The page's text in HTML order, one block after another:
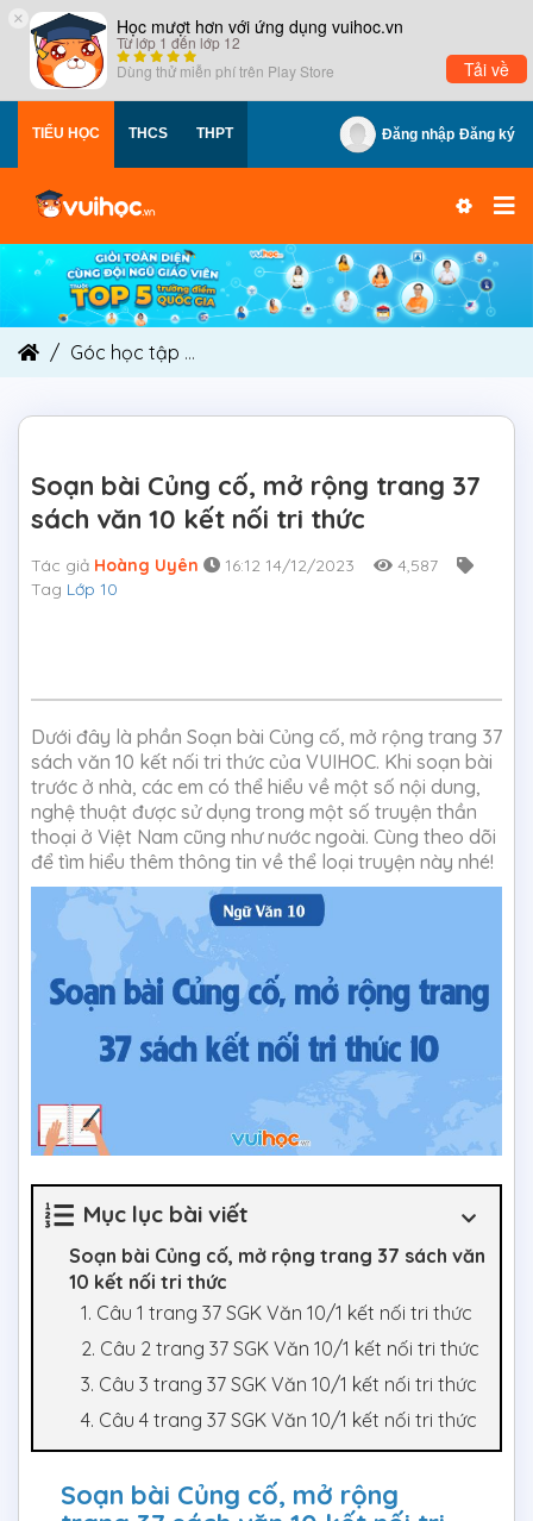
× Học mượt hơn với ứng dụng vuihoc.vn
Từ lớp 1 đến lớp 12
Dùng thử miễn phí trên Play Store Tải về
TIỂU HỌC THCS THPT Đăng nhập Đăng ký
Góc học tập
Soạn bài Củng cố, mở rộng trang 37
sách văn 10 kết nối tri thức
Tác giả Hoàng Uyên 16:12 14/12/2023
4,587
Tag Lớp 10
Dưới đây là phần Soạn bài Củng cố, mở rộng trang 37
sách văn 10 kết nối tri thức của VUIHOC. Khi soạn bài
trước ở nhà, các em có thể hiểu về một số nội dung,
nghệ thuật được sử dụng trong một số truyện thần
thoại ở Việt Nam cũng như nước ngoài. Cùng theo dõi
để tìm hiểu thêm thông tin về thể loại truyện này nhé!
Mục lục bài viết
Soạn bài Củng cố, mở rộng trang 37 sách văn
10 kết nối tri thức
1. Câu 1 trang 37 SGK Văn 10/1 kết nối tri thức
2. Câu 2 trang 37 SGK Văn 10/1 kết nối tri thức
3. Câu 3 trang 37 SGK Văn 10/1 kết nối tri thức
4. Câu 4 trang 37 SGK Văn 10/1 kết nối tri thức
Soạn bài Củng cố, mở rộng